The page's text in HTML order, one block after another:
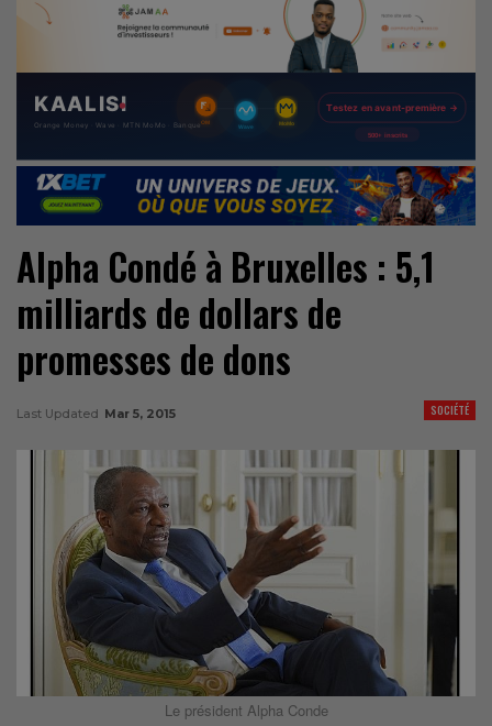
Alpha Condé à Bruxelles : 5,1
milliards de dollars de
promesses de dons
SOCIÉTÉ
Last Updated Mar 5, 2015
Le président Alpha Conde